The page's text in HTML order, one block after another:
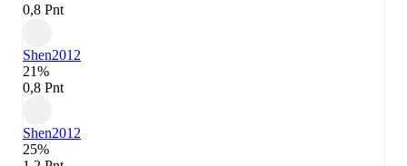
0,8 Pnt
Shen2012
21%
0,8 Pnt
Shen2012
25%